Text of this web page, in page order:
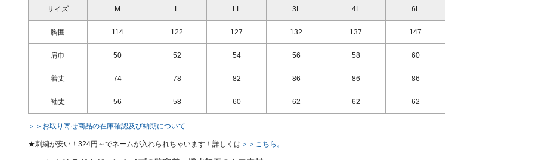
サイズ M L LL 3L 4L 6L
胸囲 114 122 127 132 137 147
肩巾 50 52 54 56 58 60
着丈 74 78 82 86 86 86
袖丈 56 58 60 62 62 62
＞＞お取り寄せ商品の在庫確認及び納期について
★刺繍が安い！324円～でネームが入れられちゃいます！詳しくは ＞＞こちら。